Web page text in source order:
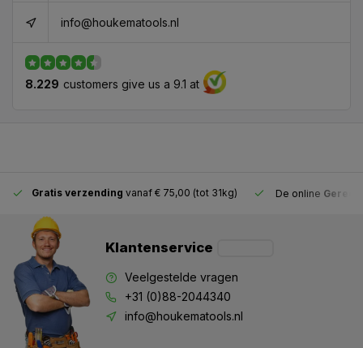
info@houkematools.nl
8.229 customers give us a 9.1 at
Gratis verzending vanaf € 75,00 (tot 31kg) De online
Klantenservice
Veelgestelde vragen
+31 (0)88-2044340
info@houkematools.nl